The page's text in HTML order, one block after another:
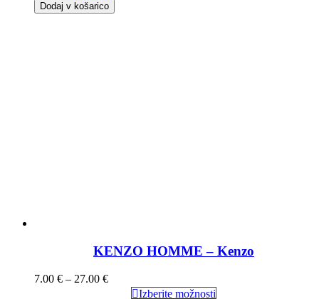
Dodaj v košarico
KENZO HOMME – Kenzo
7.00 € – 27.00 €
Izberite možnosti